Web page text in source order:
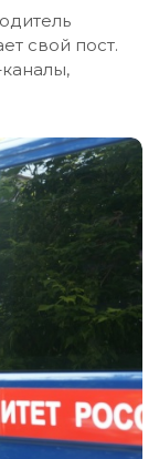
свой пост.